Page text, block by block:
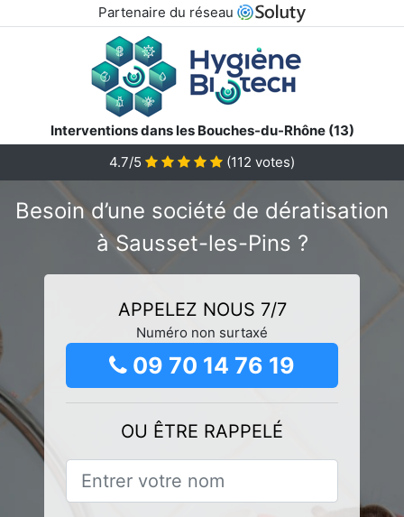
Partenaire du réseau
Interventions dans les Bouches-du-Rhône (13)
4.7/5
(112 votes)
Besoin d’une société de dératisation
à Sausset-les-Pins ?
APPELEZ NOUS 7/7
Numéro non surtaxé
09 70 14 76 19
OU ÊTRE RAPPELÉ